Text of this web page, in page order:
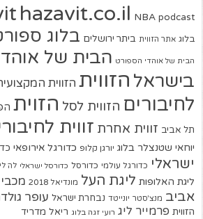
hazavit.co.il NBA podcast
בלוג אתר הזווית ביתר ירושלים בלוג
הבית של אוהדי הספורט הבית של
בישראל הזווית הזווית
לחיבורים הזווית לסל הזוית
תל אביב זווית אחרת זווית
יוחאי שטנצלר בלוג יורגן קלופ כדורגל אירופאי
ישראלי כדורגל עולמי כדורסל כדורסל ישראלי לה
ליגת האלופות ליגת העל מונדיאל 2018
אביב מנצ'סטר יונייטד נבחרת ישראל עופר
הזווית פרמייר ליג רועי זגה בלוג ריאל מדריד